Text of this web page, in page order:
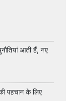
आती हैं, नए
पहचान के लिए